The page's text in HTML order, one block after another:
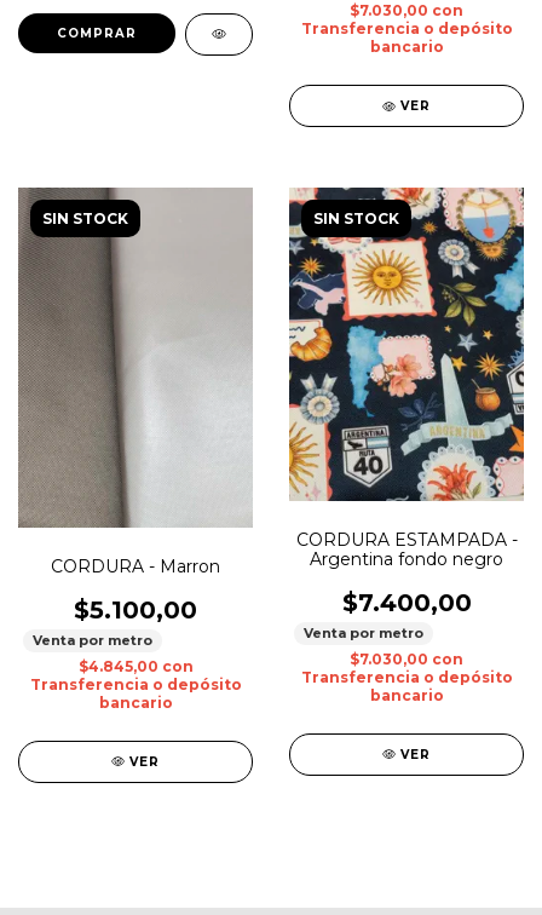
$7.030,00 con
Transferencia o depósito
bancario
VER
SIN STOCK
CORDURA - Marron
$5.100,00
Venta por metro
$4.845,00 con
Transferencia o depósito
bancario
VER
SIN STOCK
CORDURA ESTAMPADA -
Argentina fondo negro
$7.400,00
Venta por metro
$7.030,00 con
Transferencia o depósito
bancario
VER